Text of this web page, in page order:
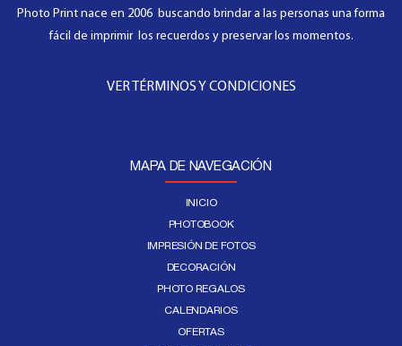
Photo Print nace en 2006 buscando brindar a las personas una forma
fácil de imprimir los recuerdos y preservar los momentos.
VER TÉRMINOS Y CONDICIONES
MAPA DE NAVEGACIÓN
INICIO
PHOTOBOOK
IMPRESIÓN DE FOTOS
DECORACIÓN
PHOTO REGALOS
CALENDARIOS
OFERTAS